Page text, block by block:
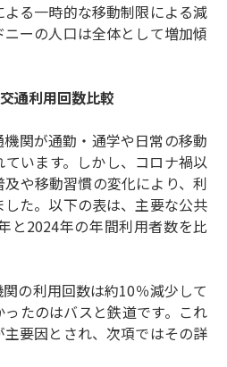
る一時的な移動制限による減
ーの人口は全体として増加傾
通利用回数比較
関が通勤・通学や日常の移動
います。しかし、コロナ禍以
や移動習慣の変化により、利
た。以下の表は、主要な公共
と2024年の年間利用者数を比
の利用回数は約10％減少して
たのはバスと鉄道です。これ
要因とされ、次項ではその詳